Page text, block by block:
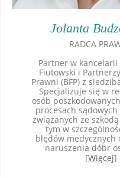
Jolanta
RADCA
Partner w kancelarii
Fiutowski i
Prawni (BFP) z
Specjalizuje się w
osób
procesach
związanych ze
tym w
błędów medycznych
naruszenia dóbr
[Więcej]